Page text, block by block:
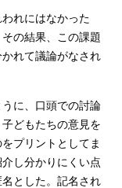
れにはなかった
の結果、この課題
れて議論がなされ
に、口頭での討論
どもたちの意見を
プリントとしてま
し分かりにくい点
とした。記名され